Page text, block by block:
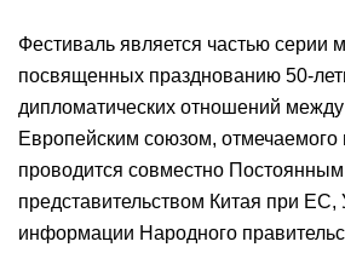
Фестиваль является частью серии
посвященных празднованию 50-
дипломатических отношений
Европейским союзом, отмечаемого
проводится совместно Постоянным
представительством Китая при
информации Народного